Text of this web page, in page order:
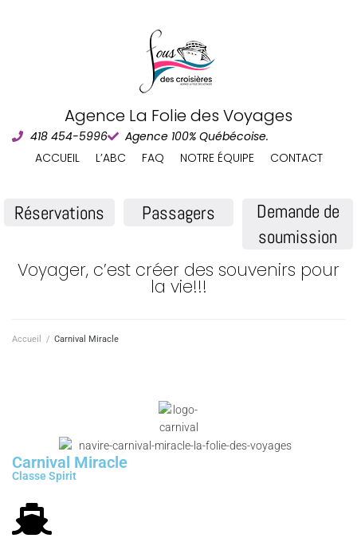
Agence La Folie des Voyages
418 454-5996
Agence 100% Québécoise.
ACCUEIL
L’ABC FAQ NOTRE ÉQUIPE CONTACT
Réservations Passagers
Demande de
soumission
Voyager, c’est créer des souvenirs pour
la vie!!!
Accueil / Carnival Miracle
Carnival Miracle
Classe Spirit